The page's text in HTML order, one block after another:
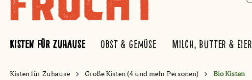
Kisten für Zuhause Obst & Gemüse Milch, Butter & Eier
Kisten für Zuhause Große Kisten (4 und mehr Personen) Bio Kisten